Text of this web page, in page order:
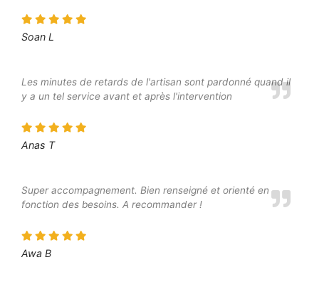
Soan L
Les minutes de retards de l'artisan sont pardonné quand il
y a un tel service avant et après l'intervention
Anas T
Super accompagnement. Bien renseigné et orienté en
fonction des besoins. A recommander !
Awa B